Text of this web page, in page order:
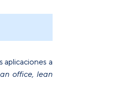
aplicaciones a
office, lean